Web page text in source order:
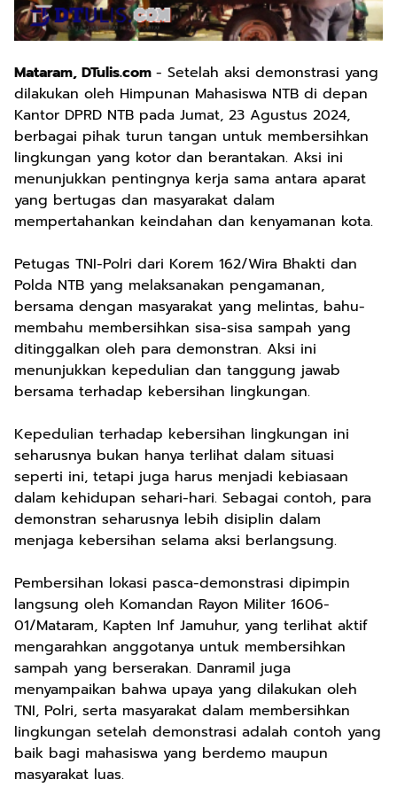
Mataram, DTulis.com - Setelah aksi demonstrasi yang
dilakukan oleh Himpunan Mahasiswa NTB di depan
Kantor DPRD NTB pada Jumat, 23 Agustus 2024,
berbagai pihak turun tangan untuk membersihkan
lingkungan yang kotor dan berantakan. Aksi ini
menunjukkan pentingnya kerja sama antara aparat
yang bertugas dan masyarakat dalam
mempertahankan keindahan dan kenyamanan kota.
Petugas TNI-Polri dari Korem 162/Wira Bhakti dan
Polda NTB yang melaksanakan pengamanan,
bersama dengan masyarakat yang melintas, bahu-
membahu membersihkan sisa-sisa sampah yang
ditinggalkan oleh para demonstran. Aksi ini
menunjukkan kepedulian dan tanggung jawab
bersama terhadap kebersihan lingkungan.
Kepedulian terhadap kebersihan lingkungan ini
seharusnya bukan hanya terlihat dalam situasi
seperti ini, tetapi juga harus menjadi kebiasaan
dalam kehidupan sehari-hari. Sebagai contoh, para
demonstran seharusnya lebih disiplin dalam
menjaga kebersihan selama aksi berlangsung.
Pembersihan lokasi pasca-demonstrasi dipimpin
langsung oleh Komandan Rayon Militer 1606-
01/Mataram, Kapten Inf Jamuhur, yang terlihat aktif
mengarahkan anggotanya untuk membersihkan
sampah yang berserakan. Danramil juga
menyampaikan bahwa upaya yang dilakukan oleh
TNI, Polri, serta masyarakat dalam membersihkan
lingkungan setelah demonstrasi adalah contoh yang
baik bagi mahasiswa yang berdemo maupun
masyarakat luas.